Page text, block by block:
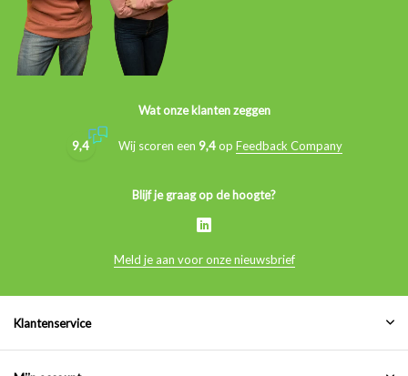
Wat onze klanten zeggen
9,4 Wij scoren een 9,4op Feedback Company
Blijf je graag op de hoogte?
Meld je aan voor onze nieuwsbrief
Klantenservice